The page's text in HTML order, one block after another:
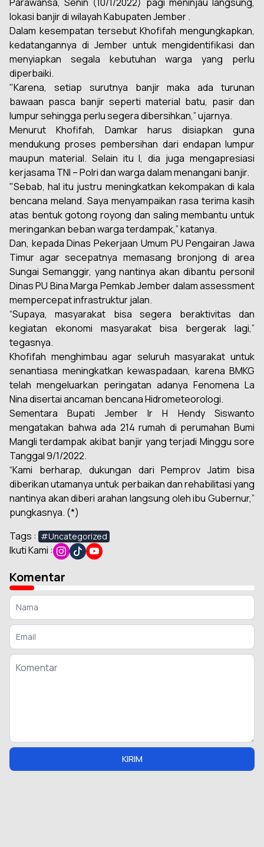
lokasi banjir di wilayah Kabupaten Jember .
Dalam kesempatan tersebut Khofifah mengungkapkan,
kedatangannya di Jember untuk mengidentifikasi dan
menyiapkan segala kebutuhan warga yang perlu
diperbaiki.
"Karena, setiap surutnya banjir maka ada turunan
bawaan pasca banjir seperti material batu, pasir dan
lumpur sehingga perlu segera dibersihkan,” ujarnya.
Menurut Khofifah, Damkar harus disiapkan guna
mendukung proses pembersihan dari endapan lumpur
maupun material. Selain itu l, dia juga mengapresiasi
kerjasama TNI – Polri dan warga dalam menangani banjir.
"Sebab, hal itu justru meningkatkan kekompakan di kala
bencana meland. Saya menyampaikan rasa terima kasih
atas bentuk gotong royong dan saling membantu untuk
meringankan beban warga terdampak,” katanya.
Dan, kepada Dinas Pekerjaan Umum PU Pengairan Jawa
Timur agar secepatnya memasang bronjong di area
Sungai Semanggir, yang nantinya akan dibantu personil
Dinas PU Bina Marga Pemkab Jember dalam assessment
mempercepat infrastruktur jalan.
“Supaya, masyarakat bisa segera beraktivitas dan
kegiatan ekonomi masyarakat bisa bergerak lagi,”
tegasnya.
Khofifah menghimbau agar seluruh masyarakat untuk
senantiasa meningkatkan kewaspadaan, karena BMKG
telah mengeluarkan peringatan adanya Fenomena La
Nina disertai ancaman bencana Hidrometeorologi.
Sementara Bupati Jember Ir H Hendy Siswanto
mengatakan bahwa ada 214 rumah di perumahan Bumi
Mangli terdampak akibat banjir yang terjadi Minggu sore
Tanggal 9/1/2022.
“Kami berharap, dukungan dari Pemprov Jatim bisa
diberikan utamanya untuk perbaikan dan rehabilitasi yang
nantinya akan diberi arahan langsung oleh ibu Gubernur,”
pungkasnya. (*)
Tags : #Uncategorized
Ikuti Kami :
Komentar
KIRIM